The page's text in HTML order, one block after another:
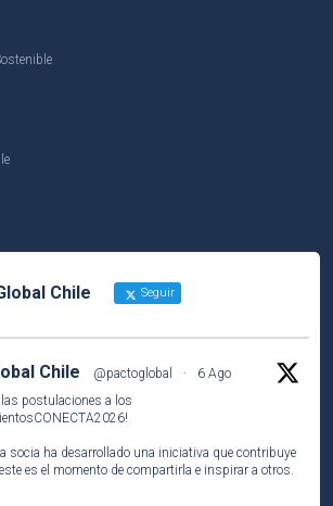
Chile Seguir
Chile @pactoglobal ·
6 Ago
las postulaciones a los
!
socia ha desarrollado una iniciativa que contribuye
, este es el momento de compartirla e inspirar a otros.